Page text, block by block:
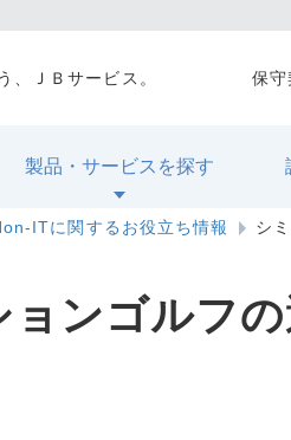
、ＪＢサービス。
製品・サービスを探す
保
ITに関するお役立ち情報 シ
ョンゴルフ